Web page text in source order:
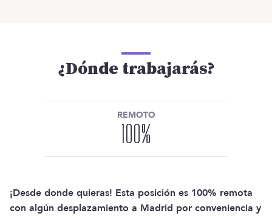
¿Dónde trabajarás?
REMOTO
100%
¡Desde donde quieras! Esta posición es 100% remota
con algún desplazamiento a Madrid por conveniencia y